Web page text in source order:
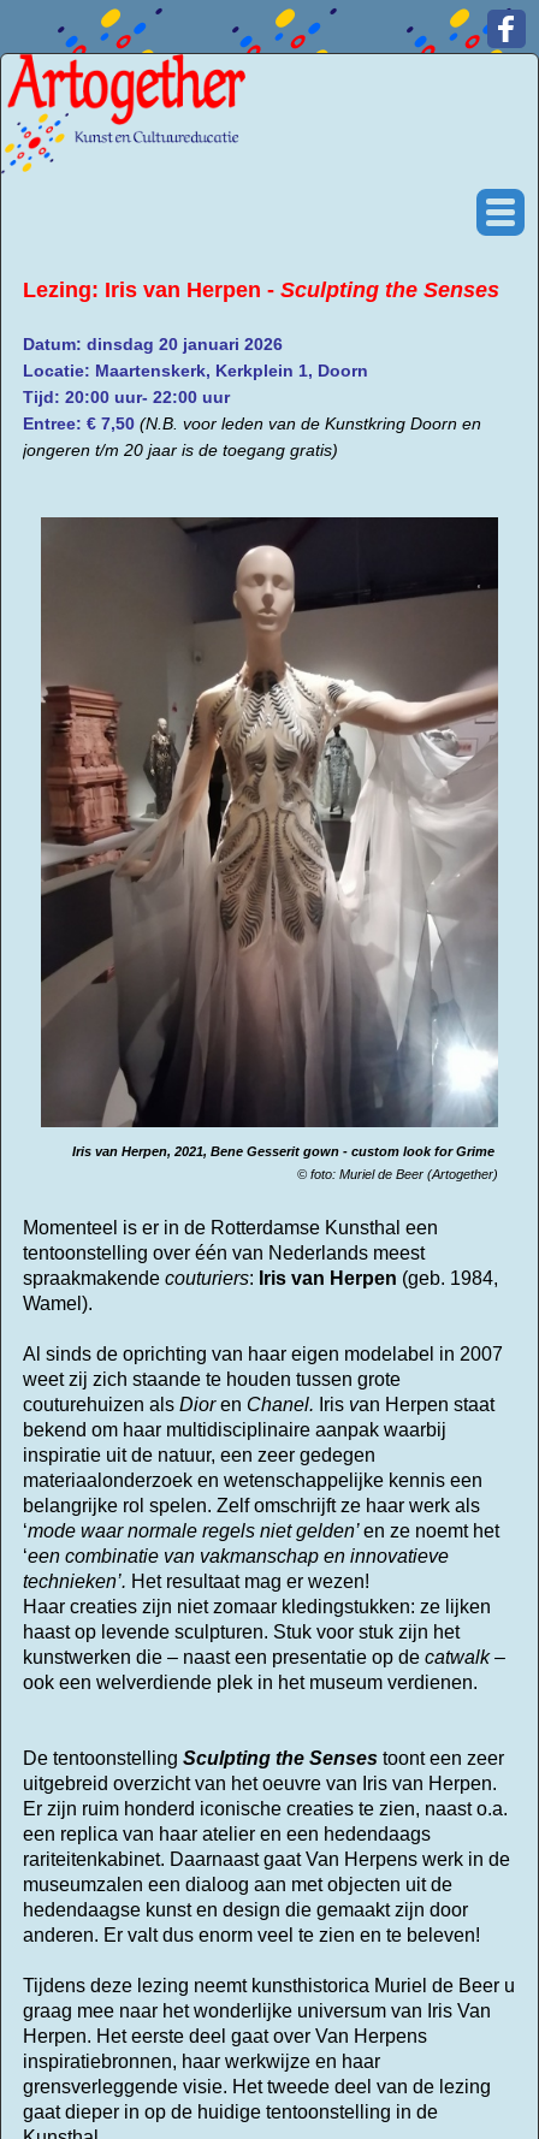
Lezing: Iris van Herpen - Sculpting the Senses
Datum: dinsdag 20 januari 2026
Locatie: Maartenskerk, Kerkplein 1, Doorn
Tijd: 20:00 uur- 22:00 uur
Entree: € 7,50 (N.B. voor leden van de Kunstkring Doorn en
jongeren t/m 20 jaar is de toegang gratis)
Iris van Herpen, 2021, Bene Gesserit gown - custom look for Grime
© foto: Muriel de Beer (Artogether)
Momenteel is er in de Rotterdamse Kunsthal een
tentoonstelling over één van Nederlands meest
spraakmakende couturiers: Iris van Herpen (geb. 1984,
Wamel).
Al sinds de oprichting van haar eigen modelabel in 2007
weet zij zich staande te houden tussen grote
couturehuizen als Dioren Chanel. Irisvan Herpen staat
bekend om haar multidisciplinaire aanpak waarbij
inspiratie uit de natuur, een zeer gedegen
materiaalonderzoek en wetenschappelijke kennis een
belangrijke rol spelen. Zelf omschrijft ze haar werk als
‘mode waar normale regels niet gelden’en ze noemt het
‘een combinatie van vakmanschap en innovatieve
technieken’. Het resultaat mag er wezen!
Haar creaties zijn niet zomaar kledingstukken: ze lijken
haast op levende sculpturen. Stuk voor stuk zijn het
kunstwerken die – naast een presentatie op de catwalk–
ook een welverdiende plek in het museum verdienen.
De tentoonstelling Sculpting the Sensestoont een zeer
uitgebreid overzicht van het oeuvre van Iris van Herpen.
Er zijn ruim honderd iconische creaties te zien, naast o.a.
een replica van haar atelier en een hedendaags
rariteitenkabinet. Daarnaast gaat Van Herpens werk in de
museumzalen een dialoog aan met objecten uit de
hedendaagse kunst en design die gemaakt zijn door
anderen. Er valt dus enorm veel te zien en te beleven!
Tijdens deze lezing neemt kunsthistorica Muriel de Beer u
graag mee naar het wonderlijke universum van Iris Van
Herpen. Het eerste deel gaat over Van Herpens
inspiratiebronnen, haar werkwijze en haar
grensverleggende visie. Het tweede deel van de lezing
gaat dieper in op de huidige tentoonstelling in de